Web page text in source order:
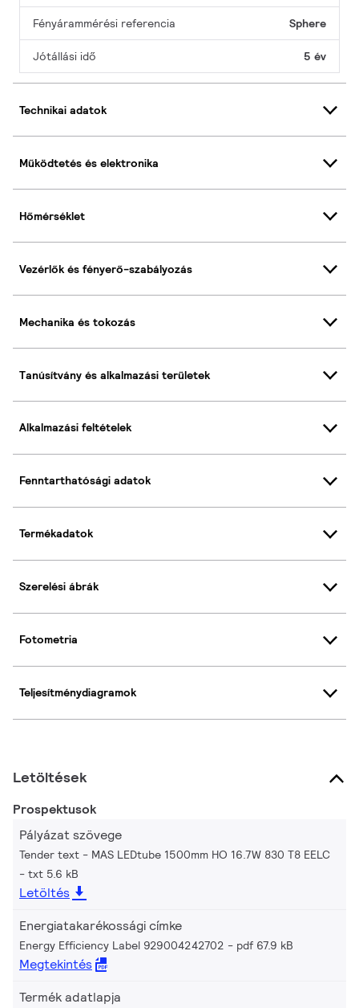
Fényárammérési referencia Sphere
Jótállási idő 5 év
Technikai adatok
Működtetés és elektronika
Hőmérséklet
Vezérlők és fényerő-szabályozás
Mechanika és tokozás
Tanúsítvány és alkalmazási területek
Alkalmazási feltételek
Fenntarthatósági adatok
Termékadatok
Szerelési ábrák
Fotometria
Teljesítménydiagramok
Letöltések
Prospektusok
Pályázat szövege
Tender text - MAS LEDtube 1500mm HO 16.7W 830 T8 EELC
txt 5.6 kB
Letöltés
Energiatakarékossági címke
Energy Efficiency Label 929004242702 pdf 67.9 kB
Megtekintés
Termék adatlapja